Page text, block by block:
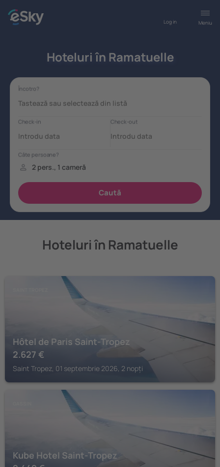
Meniu
Log in
Hoteluri în Ramatuelle
Hoteluri în Ramatuelle
Hôtel de Paris Saint-Tropez
2.627 €
Saint Tropez, 01 septembrie 2026, 2 nopți
Kube Hotel Saint-Tropez